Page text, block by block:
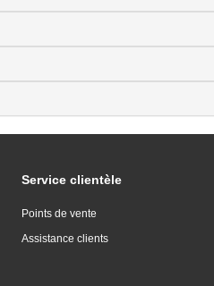
Service clientèle
Points de vente
Assistance clients